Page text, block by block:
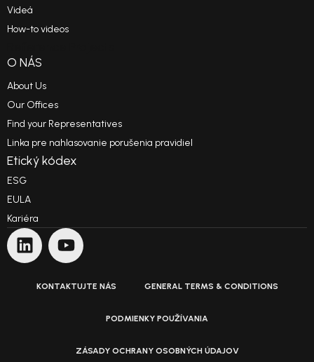
Videá
How-to videos
O NÁS
About Us
Our Offices
Find your Representatives
Linka pre nahlasovanie porušenia pravidiel
Etický kódex
ESG
EULA
Kariéra
KONTAKTUJTE NÁS GENERAL TERMS & CONDITIONS
PODMIENKY POUŽÍVANIA
ZÁSADY OCHRANY OSOBNÝCH ÚDAJOV